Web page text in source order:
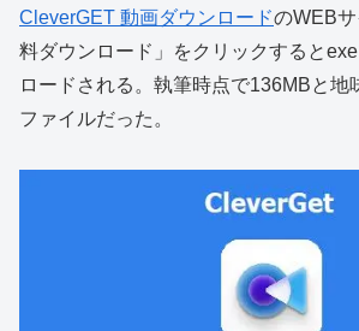
CleverGET 動画ダウンロードのWEB
料ダウンロード」をクリックすると
ロードされる。執筆時点で136MBと地
ファイルだった。